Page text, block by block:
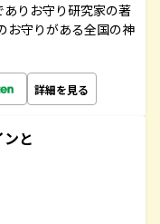
ありお守り研究家の著
お守りがある全国の神
詳細を見る
と